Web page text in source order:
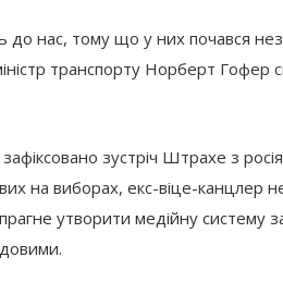
до нас, тому що у них почався
транспорту Норберт Гофер
зустріч Штрахе з
на виборах, екс-віце-канцлер
утворити медійну систему